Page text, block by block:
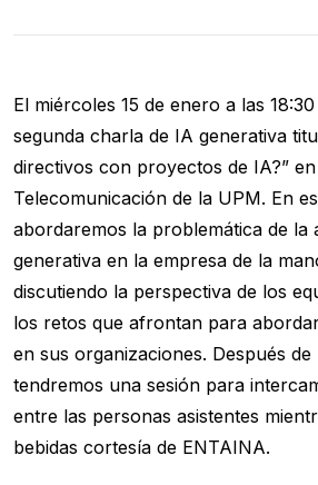
El miércoles 15 de enero a las
segunda charla de IA generativa
directivos con proyectos de IA?”
Telecomunicación de la UPM. En
abordaremos la problemática de la
generativa en la empresa de la
discutiendo la perspectiva de los
los retos que afrontan para
en sus organizaciones. Después
tendremos una sesión para
entre las personas asistentes
bebidas cortesía de ENTAINA.